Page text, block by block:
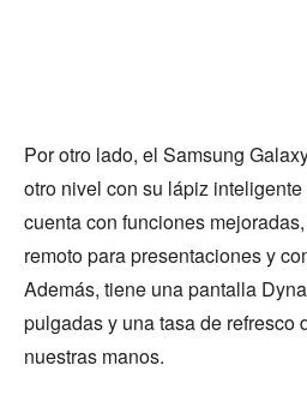
Por otro lado, el Samsung
otro nivel con su lápiz
cuenta con funciones
remoto para presentaciones y
Además, tiene una pantalla
pulgadas y una tasa de refresco
nuestras manos.